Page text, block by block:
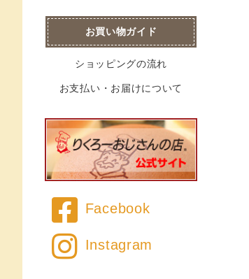
お買い物ガイド
ショッピングの流れ
お支払い・お届けについて
Facebook
Instagram